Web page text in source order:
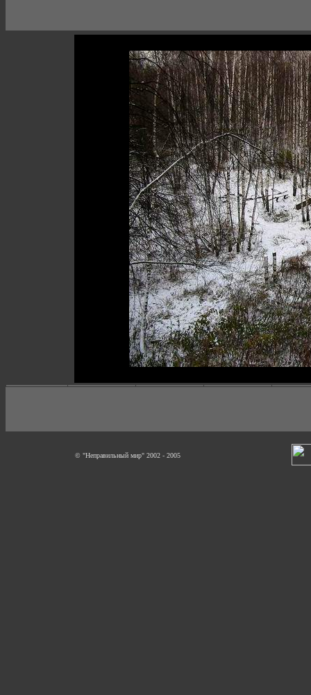
© "Неправильный мир" 2002 - 2005